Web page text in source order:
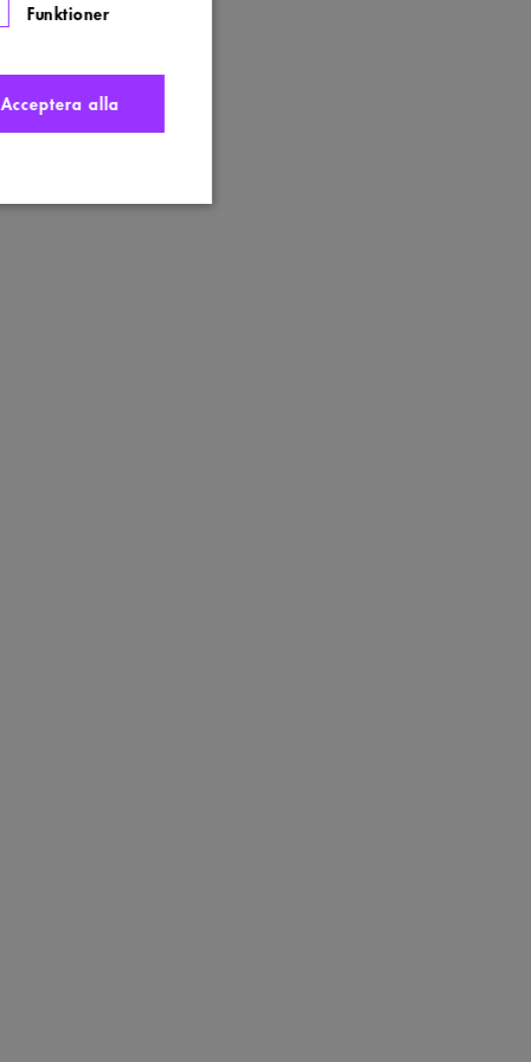
Funktioner
Acceptera alla
användas ordentligt
Detta är fördelaktigt
av deras webbplats.
viktig uppdatering
Den ingår i varje
och kampanjdata för
sekretessval för
optimera
och tillhandahålla
optimera
och tillhandahålla
är fördelaktigt för